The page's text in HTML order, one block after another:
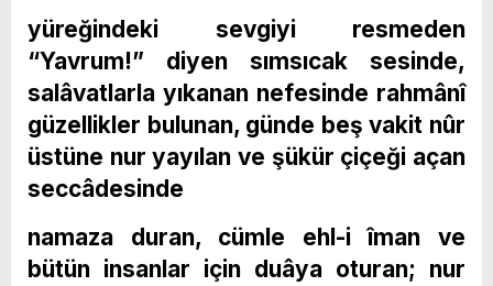
yüreğindeki sevgiyi resmeden
“Yavrum!” diyen sımsıcak sesinde,
salâvatlarla yıkanan nefesinde rahmânî
güzellikler bulunan, günde beş vakit nûr
üstüne nur yayılan ve şükür çiçeği açan
seccâdesinde
namaza duran, cümle ehl-i îman ve
bütün insanlar için duâya oturan; nur